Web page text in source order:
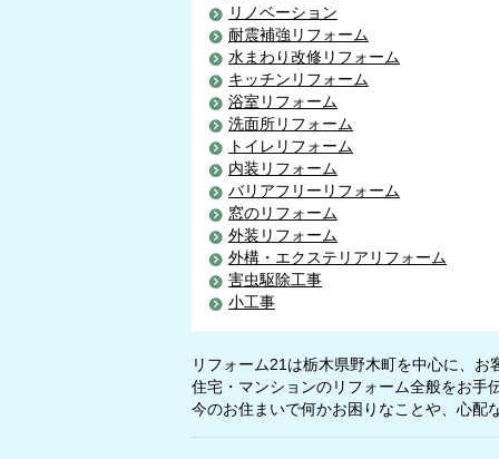
リノベーション
耐震補強リフォーム
水まわり改修リフォーム
キッチンリフォーム
浴室リフォーム
洗面所リフォーム
トイレリフォーム
内装リフォーム
バリアフリーリフォーム
窓のリフォーム
外装リフォーム
外構・エクステリアリフォーム
害虫駆除工事
小工事
リフォーム21は栃木県野木町を中心に、
住宅・マンションのリフォーム全般をお手
今のお住まいで何かお困りなことや、心配